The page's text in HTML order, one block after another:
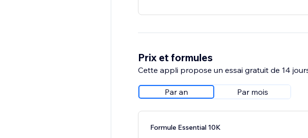
Prix et formules
Cette appli propose un essai gratuit de 14
Par an Par mois
Formule Essential 10K